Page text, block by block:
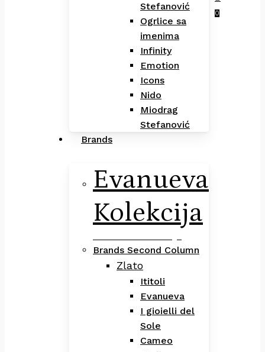
search
0
Menu
Stefanović
Ogrlice sa
imenima
Infinity
Emotion
Icons
Nido
Miodrag
Stefanović
Brands
Evanueva
Kolekcija
Brands Second Column
Zlato
Ititoli
Evanueva
I gioielli del
Sole
Cameo